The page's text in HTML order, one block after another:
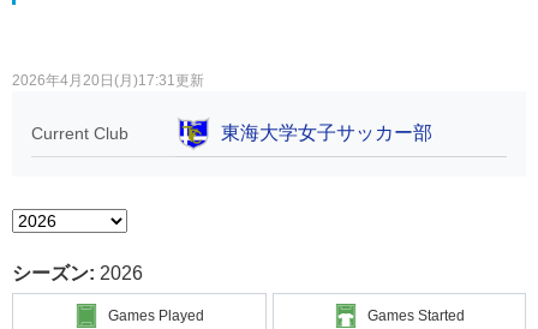
2026年4月20日(月)17:31更新
Current Club 東海大学女子サッカー部
シーズン: 2026
Games Played Games Started